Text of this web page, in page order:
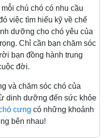
chó có nhu cầu
việc tìm hiểu kỹ về chế
dưỡng cho chó yêu của
Chỉ cần bạn chăm sóc
bạn đồng hành trung
đời.
sóc chó của
dinh dưỡng đến sức khỏe
cưng có những khoảnh
bên nhau!